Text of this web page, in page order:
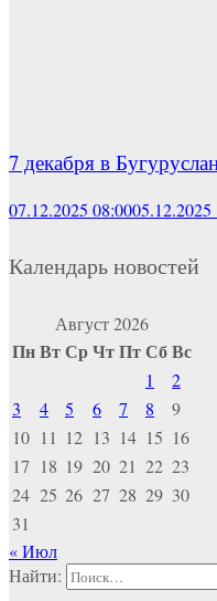
7 декабря в
07.12.2025 08:0005.12.2025
Календарь новостей
Август 2026
ПнВтСрЧтПтСбВс
1
2
3
4 5 6 7 8
9
10 11 12 13 14 15 16
17 18 19 20 21 22 23
24 25 26 27 28 29 30
31
« Июл
Найти: